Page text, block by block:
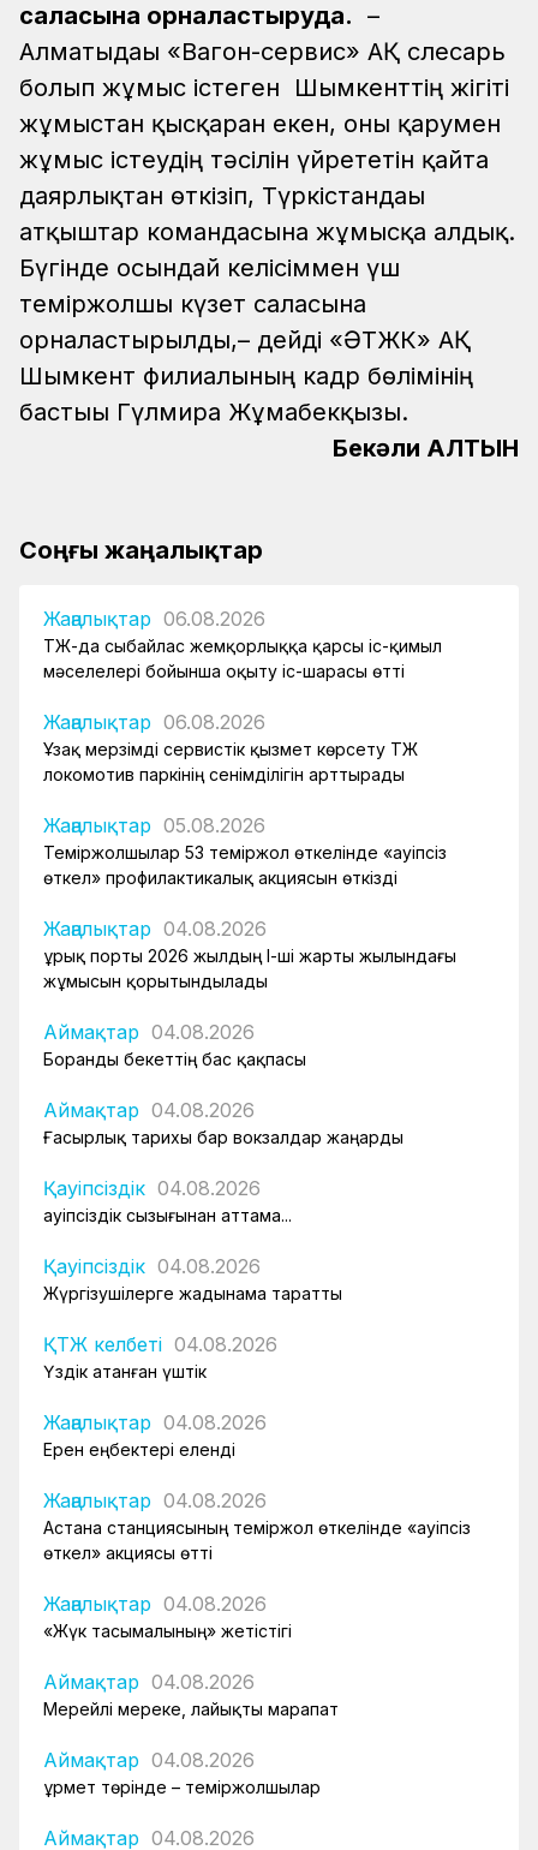
саласына орналастыруда. ­ –
Алматыдағы «Вагон-сервис» АҚ слесарь
болып жұмыс істеген Шымкенттің жігіті
жұмыстан қысқарған екен, оны қарумен
жұмыс істеудің тәсілін үйрететін қайта
даярлықтан өткізіп, Түркістандағы
атқыштар командасына жұмысқа алдық.
Бүгінде осындай келісіммен үш
теміржолшы күзет саласына
орналастырылды,– дейді «ӘТЖК» АҚ
Шымкент филиалының кадр бөлімінің
бастығы Гүлмира Жұмабекқызы.
Бекәли АЛТЫН
Соңғы жаңалықтар
Жаңалықтар 06.08.2026
ҚТЖ-да сыбайлас жемқорлыққа қарсы іс-қимыл
мәселелері бойынша оқыту іс-шарасы өтті
Жаңалықтар 06.08.2026
Ұзақ мерзімді сервистік қызмет көрсету ҚТЖ
локомотив паркінің сенімділігін арттырады
Жаңалықтар 05.08.2026
Теміржолшылар 53 теміржол өткелінде «Қауіпсіз
өткел» профилактикалық акциясын өткізді
Жаңалықтар 04.08.2026
Құрық порты 2026 жылдың І-ші жарты жылындағы
жұмысын қорытындылады
Аймақтар 04.08.2026
Боранды бекеттің бас қақпасы
Аймақтар 04.08.2026
Ғасырлық тарихы бар вокзалдар жаңарды
Қауіпсіздік 04.08.2026
Қауіпсіздік сызығынан аттама...
Қауіпсіздік 04.08.2026
Жүргізушілерге жадынама таратты
ҚТЖ келбеті 04.08.2026
Үздік атанған үштік
Жаңалықтар 04.08.2026
Ерен еңбектері еленді
Жаңалықтар 04.08.2026
Астана станциясының теміржол өткелінде «Қауіпсіз
өткел» акциясы өтті
Жаңалықтар 04.08.2026
«Жүк тасымалының» жетістігі
Аймақтар 04.08.2026
Мерейлі мереке, лайықты марапат
Аймақтар 04.08.2026
Құрмет төрінде – теміржолшылар
Аймақтар 04.08.2026